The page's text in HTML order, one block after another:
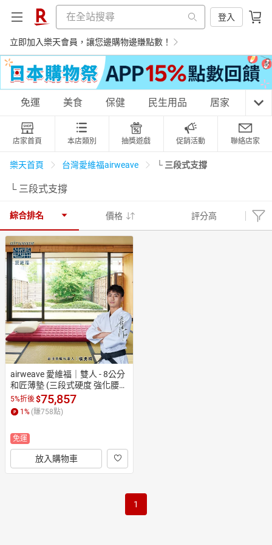
登入
立即加入樂天會員，讓您邊購物邊賺點數！
購物網分類
天天免運 美食蛋糕 養生保健
居家生活 3C家電 親子玩具
女裝 男裝
日本購物 電子/紙本書
HOT
免運 美食 保健 民生用品 居家 3C
店家首頁 本店類別 抽獎遊戲 促銷活動 聯絡店家
樂天首頁 台灣愛維福airweave └ 三段式支撐
└ 三段式支撐
綜合排名 價格 評分高
airweave 愛維福｜雙人 - 8公分
和匠薄墊 (三段式硬度 強化腰部
支撐 日本原裝)
5%折後$75,857
1 % (賺758點)
免運
放入購物車
1